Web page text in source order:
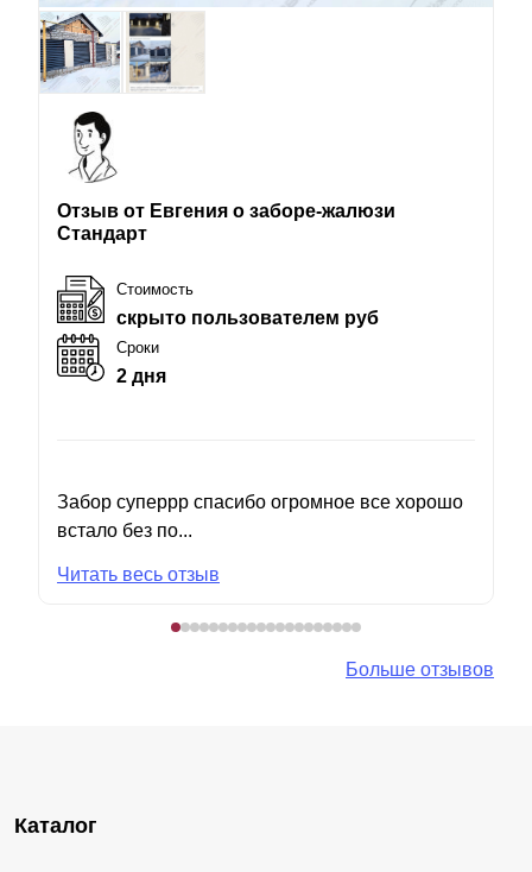
Отзыв от Евгения о заборе-жалюзи
Стандарт
Стоимость
скрыто пользователем руб
Сроки
2 дня
Забор суперрр спасибо огромное все хорошо
встало без по...
Читать весь отзыв
Больше отзывов
Каталог